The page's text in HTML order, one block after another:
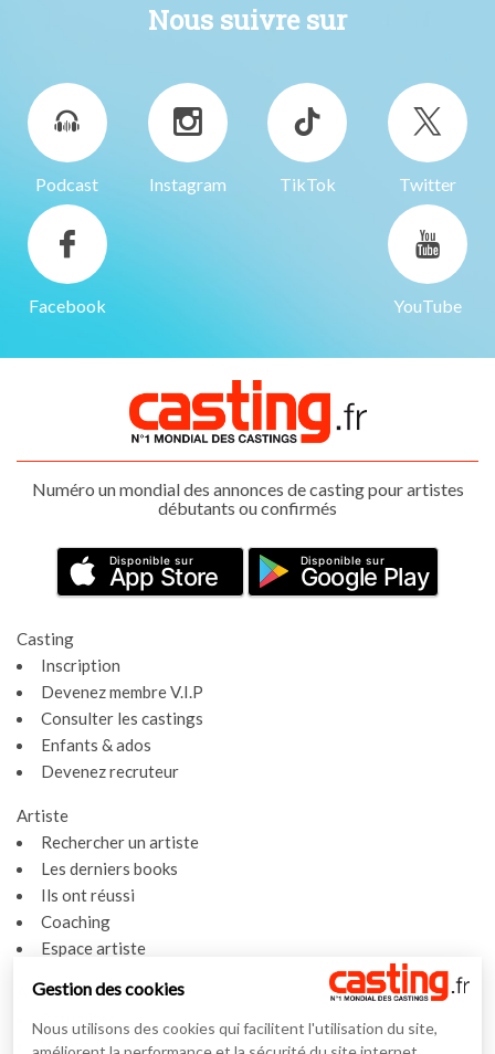
Nous suivre sur
Podcast Instagram TikTok Twitter
Facebook YouTube
Numéro un mondial des annonces de casting pour artistes
débutants ou confirmés
Disponible sur
App Store
Disponible sur
Google Play
Casting
Inscription
Devenez membre V.I.P
Consulter les castings
Enfants & ados
Devenez recruteur
Artiste
Rechercher un artiste
Les derniers books
Ils ont réussi
Coaching
Espace artiste
Actualités
Actualités
Vidéos
Gestion des cookies
Nous utilisons des cookies qui facilitent l'utilisation du site,